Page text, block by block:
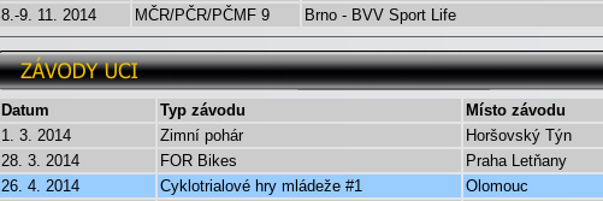
8.-9. 11. 2014
MČR/PČR/PČMF 9 Brno - BVV Sport Life
Datum Typ závodu
Místo závodu
1. 3. 2014
Zimní pohár
Horšovský Týn
28. 3. 2014
FOR Bikes
Praha Letňany
26. 4. 2014
Cyklotrialové hry mládeže #1
Olomouc